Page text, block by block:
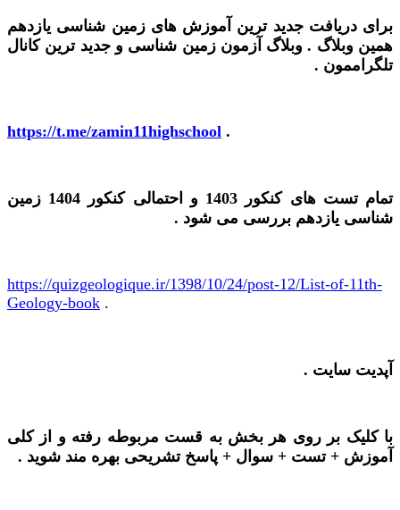
برای دریافت جدید ترین آموزش های زمین شناسی یازدهم
همین وبلاگ . وبلاگ آزمون زمین شناسی و جدید ترین کانال
تلگراممون .
https://t.me/zamin11highschool .
تمام تست های کنکور 1403 و احتمالی کنکور 1404 زمین
شناسی یازدهم بررسی می شود .
https://quizgeologique.ir/1398/10/24/post-12/List-of-11th-
Geology-book .
آپدیت سایت .
با کلیک بر روی هر بخش به قست مربوطه رفته و از کلی
آموزش + تست + سوال + پاسخ تشریحی بهره مند شوید .